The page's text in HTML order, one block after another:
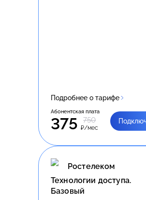
Подробнее о тарифе
Абонентская плата
375 750
₽/мес
Ростелеком
Технологии доступа.
Базовый